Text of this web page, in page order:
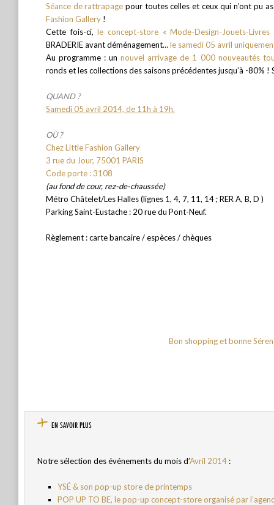
Séance de rattrapage pour toutes celles et ceux qui n’ont pu
Fashion Gallery !
Cette fois-ci,le concept-store « Mode-Design-Jouets-
BRADERIE avant déménagement…le samedi 05 avril
Au programme : unnouvel arrivage de 1 000 nouveautés
ronds et les collections des saisons précédentes jusqu’à -80% !
QUAND ?
Samedi 05 avril 2014, de 11h à 19h.
OÙ ?
Chez Little Fashion Gallery
3 rue du Jour, 75001 PARIS
Code porte : 3108
(au fond de cour, rez-de-chaussée)
Métro Châtelet/Les Halles (lignes 1, 4, 7, 11, 14 ; RER A, B, D )
Parking Saint-Eustache : 20 rue du Pont-Neuf.
Règlement : carte bancaire / espèces / chèques
Bon shopping et bonne
EN SAVOIR PLUS
Notre sélection des événements du mois d’Avril 2014 :
YSÉ & son pop-up store de printemps
POP UP TO BE, le pop-up concept-store organisé par